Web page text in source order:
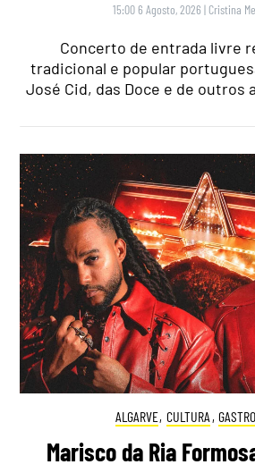
15:00 6 Agosto, 2026 | Cristina
Concerto de entrada livre
tradicional e popular
José Cid, das Doce e de outros
ALGARVE, CULTURA ,
Marisco da Ria